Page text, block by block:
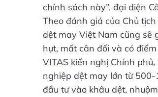
chính sách này”, đại diện
Theo đánh giá của Chủ
dệt may Việt Nam cũng sẽ
hụt, mất cân đối và có
VITAS kiến nghị Chính
nghiệp dệt may lớn từ
đầu tư vào khâu dệt,